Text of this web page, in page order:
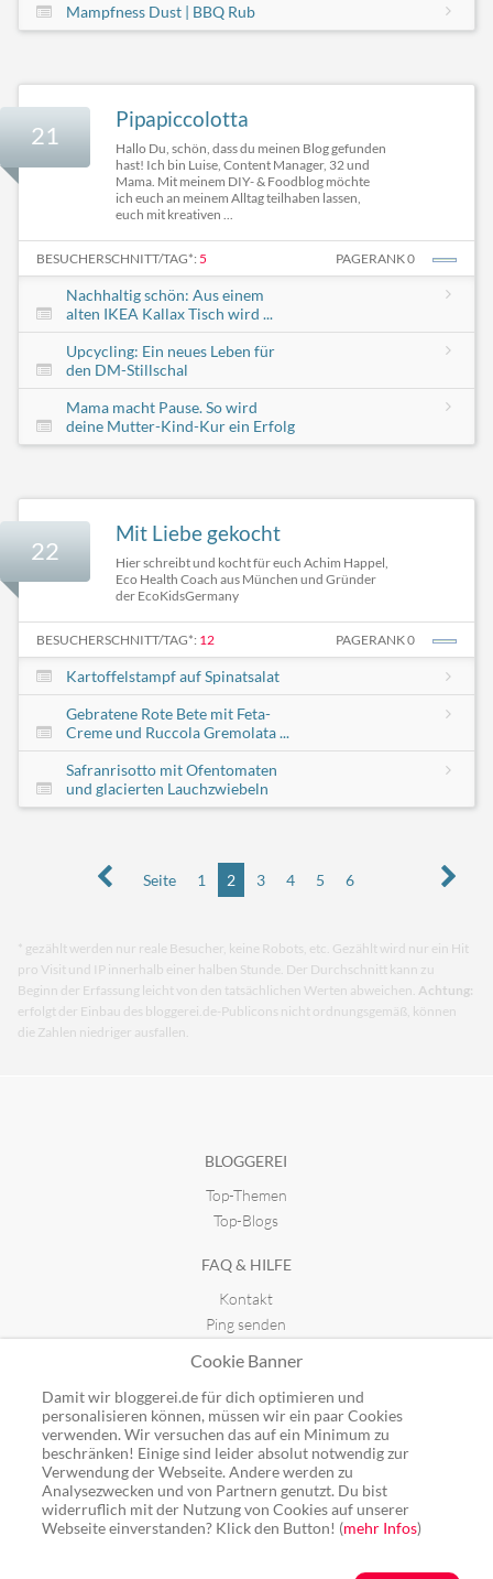
Mampfness Dust | BBQ Rub
21
Pipapiccolotta
Hallo Du, schön, dass du meinen Blog gefunden
hast! Ich bin Luise, Content Manager, 32 und
Mama. Mit meinem DIY- & Foodblog möchte
ich euch an meinem Alltag teilhaben lassen,
euch mit kreativen ...
BESUCHERSCHNITT/TAG*: 5 PAGERANK 0
Nachhaltig schön: Aus einem
alten IKEA Kallax Tisch wird ...
Upcycling: Ein neues Leben für
den DM-Stillschal
Mama macht Pause. So wird
deine Mutter-Kind-Kur ein Erfolg
22
Mit Liebe gekocht
Hier schreibt und kocht für euch Achim Happel,
Eco Health Coach aus München und Gründer
der EcoKidsGermany
BESUCHERSCHNITT/TAG*: 12 PAGERANK 0
Kartoffelstampf auf Spinatsalat
Gebratene Rote Bete mit Feta-
Creme und Ruccola Gremolata ...
Safranrisotto mit Ofentomaten
und glacierten Lauchzwiebeln
Seite 1 2 3 4 5 6
* gezählt werden nur reale Besucher, keine Robots, etc. Gezählt wird nur ein Hit
pro Visit und IP innerhalb einer halben Stunde. Der Durchschnitt kann zu
Beginn der Erfassung leicht von den tatsächlichen Werten abweichen. Achtung:
erfolgt der Einbau des bloggerei.de-Publicons nicht ordnungsgemäß, können
die Zahlen niedriger ausfallen.
BLOGGEREI
Top-Themen
Top-Blogs
FAQ & HILFE
Kontakt
Ping senden
GUTSCHEINE
Top-Gutscheine
Alle Shops
Cookie Banner
Damit wir bloggerei.de für dich optimieren und
personalisieren können, müssen wir ein paar Cookies
verwenden. Wir versuchen das auf ein Minimum zu
beschränken! Einige sind leider absolut notwendig zur
Verwendung der Webseite. Andere werden zu
Analysezwecken und von Partnern genutzt. Du bist
widerruflich mit der Nutzung von Cookies auf unserer
Webseite einverstanden? Klick den Button! (mehr Infos)